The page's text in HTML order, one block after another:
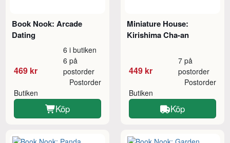
Book Nook: Arcade
Dating
469 kr
6 i butiken
6 på
postorder
Butiken
Postorder
Köp
Miniature House:
Kirishima Cha-an
449 kr
7 på
postorder
Butiken
Postorder
Köp